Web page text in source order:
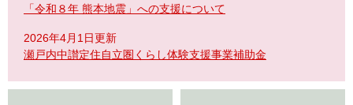
「令和８年 熊本地震」への支援について
2026年4月1日更新
瀬戸内中讃定住自立圏くらし体験支援事業補助金